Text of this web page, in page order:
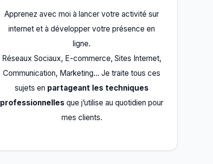
Apprenez avec moi à lancer votre activité sur
internet et à développer votre présence en
ligne.
Réseaux Sociaux, E-commerce, Sites Internet,
Communication, Marketing… Je traite tous ces
sujets en partageant les techniques
professionnelles que j’utilise au quotidien pour
mes clients.